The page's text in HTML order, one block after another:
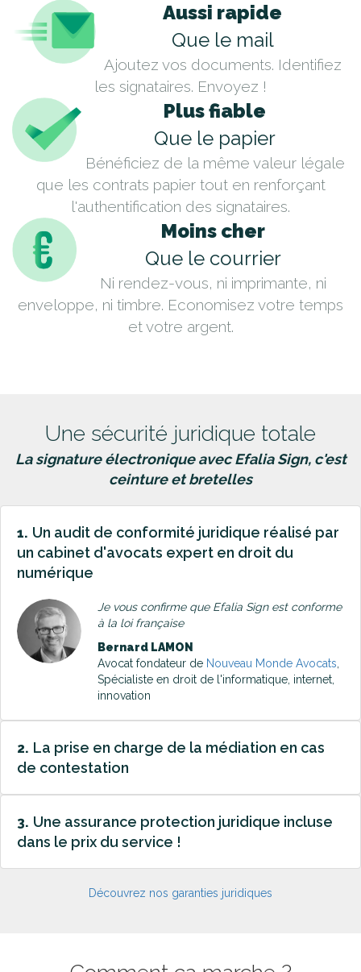
Aussi rapide
Que le mail
Ajoutez vos documents. Identifiez
les signataires. Envoyez !
Plus fiable
Que le papier
Bénéficiez de la même valeur légale
que les contrats papier tout en renforçant
l'authentification des signataires.
Moins cher
Que le courrier
Ni rendez-vous, ni imprimante, ni
enveloppe, ni timbre. Economisez votre temps
et votre argent.
Une sécurité juridique totale
La signature électronique avec Efalia Sign, c'est
ceinture et bretelles
1. Un audit de conformité juridique réalisé par
un cabinet d'avocats expert en droit du
numérique
Je vous confirme que Efalia Sign est conforme
à la loi française
Bernard LAMON
Avocat fondateur de Nouveau Monde Avocats
Spécialiste en droit de l'informatique, internet,
innovation
2. La prise en charge de la médiation en cas
de contestation
3. Une assurance protection juridique incluse
dans le prix du service !
Découvrez nos garanties juridiques